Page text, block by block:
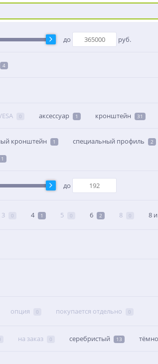
до руб.
4
0 аксессуар 1 кронштейн 31
кронштейн 1 специальный профиль 2
1
до
3 0 4 1 5 0 6 2 8 0 8
опция 0 покупается отдельно 0
на заказ 0 серебристый 13